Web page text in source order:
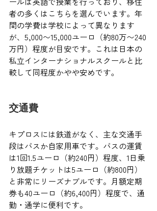
者の多くはこちらを選んでいます。年
間の学費は学校によって異なります
が、5,000〜15,000ユーロ（約80万〜240
万円）程度が目安です。これは日本の
私立インターナショナルスクールと比
較して同程度かやや安めです。
交通費
キプロスには鉄道がなく、主な交通手
段はバスか自家用車です。バスの運賃
は1回1.5ユーロ（約240円）程度、1日乗
り放題チケットは5ユーロ（約800円）
と非常にリーズナブルです。月額定期
券も40ユーロ（約6,400円）程度で、通
勤・通学に便利です。